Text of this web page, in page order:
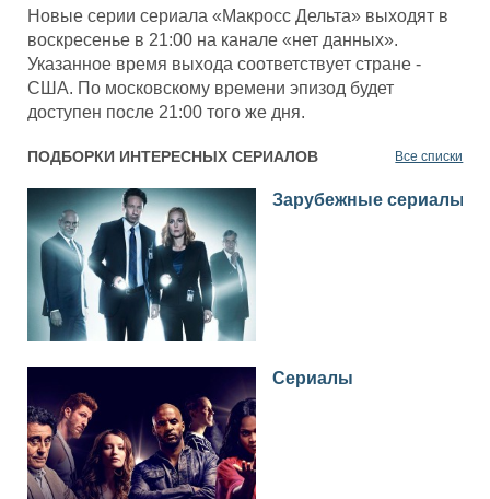
Новые серии сериала «Макросс Дельта» выходят в
воскресенье в 21:00 на канале «нет данных».
Указанное время выхода соответствует стране -
США. По московскому времени эпизод будет
доступен после 21:00 того же дня.
ПОДБОРКИ ИНТЕРЕСНЫХ СЕРИАЛОВ Все списки
Зарубежные сериалы
Сериалы